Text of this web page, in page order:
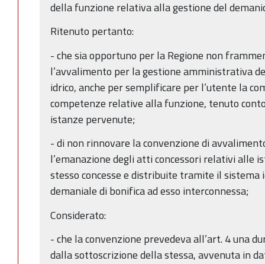
della funzione relativa alla gestione del
Ritenuto pertanto:
- che sia opportuno per la Regione non
l’avvalimento per la gestione amministrativa
idrico, anche per semplificare per l’utente la
competenze relative alla funzione, tenuto
istanze pervenute;
- di non rinnovare la convenzione di
l’emanazione degli atti concessori relativi alle
stesso concesse e distribuite tramite il sistema
demaniale di bonifica ad esso interconnessa;
Considerato:
- che la convenzione prevedeva all’art. 4 una
dalla sottoscrizione della stessa, avvenuta in